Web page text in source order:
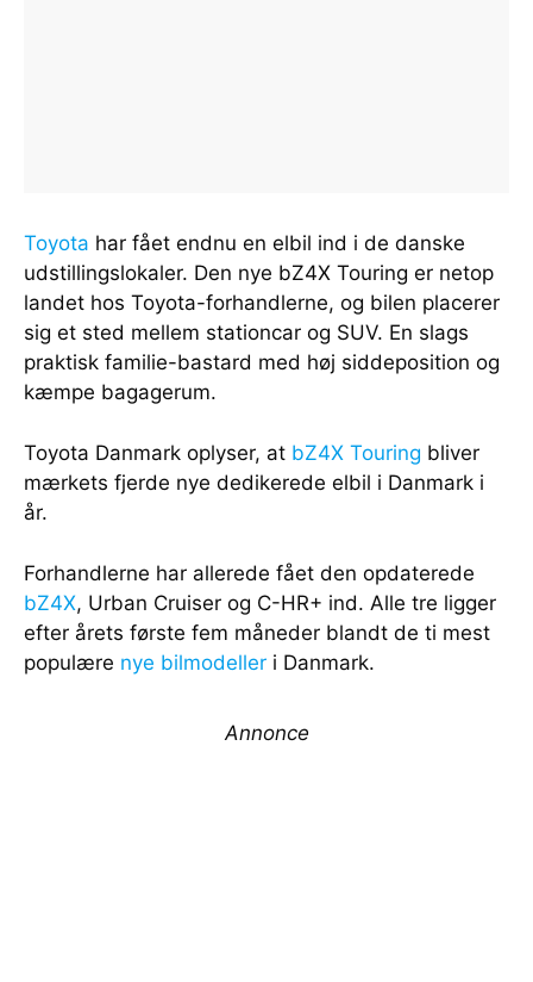
Toyota har fået endnu en elbil ind i de danske
udstillingslokaler. Den nye bZ4X Touring er netop
landet hos Toyota-forhandlerne, og bilen placerer
sig et sted mellem stationcar og SUV. En slags
praktisk familie-bastard med høj siddeposition og
kæmpe bagagerum.
Toyota Danmark oplyser, at bZ4X Touring bliver
mærkets fjerde nye dedikerede elbil i Danmark i
år.
Forhandlerne har allerede fået den opdaterede
bZ4X, Urban Cruiser og C-HR+ ind. Alle tre ligger
efter årets første fem måneder blandt de ti mest
populære nye bilmodeller i Danmark.
Annonce